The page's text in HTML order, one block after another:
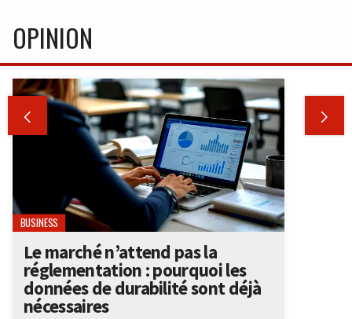
OPINION
 
BUSINESS
Le marché n’attend pas la
réglementation : pourquoi les
données de durabilité sont déjà
nécessaires